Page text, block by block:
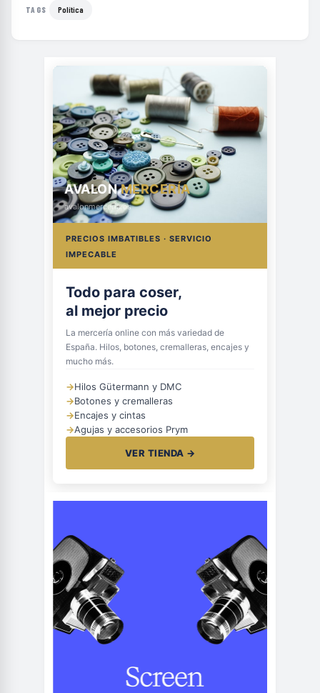
TAGS Política
AVALONMERCERÍA
avalonmerceria.es
PRECIOS IMBATIBLES · SERVICIO
IMPECABLE
Todo para coser,
al mejor precio
La mercería online con más variedad de
España. Hilos, botones, cremalleras, encajes y
mucho más.
→Hilos Gütermann y DMC
→Botones y cremalleras
→Encajes y cintas
→Agujas y accesorios Prym
VER TIENDA →